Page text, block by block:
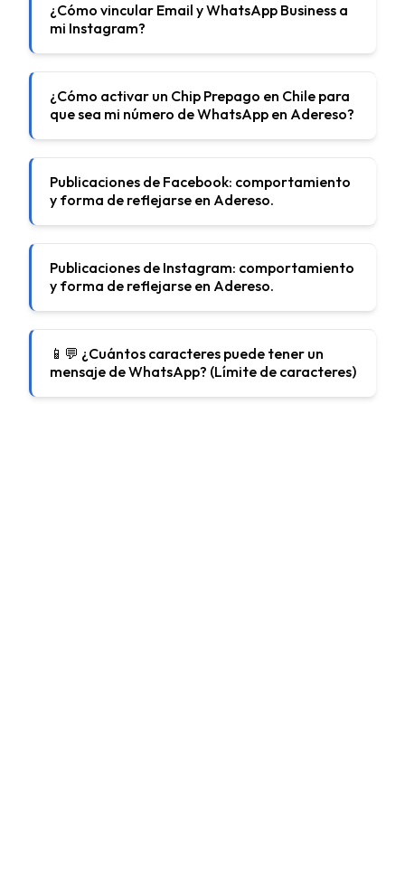
¿Cómo vincular Email y WhatsApp Business a
mi Instagram?
¿Cómo activar un Chip Prepago en Chile para
que sea mi número de WhatsApp en Adereso?
Publicaciones de Facebook: comportamiento
y forma de reflejarse en Adereso.
Publicaciones de Instagram: comportamiento
y forma de reflejarse en Adereso.
📱💬 ¿Cuántos caracteres puede tener un
mensaje de WhatsApp? (Límite de caracteres)